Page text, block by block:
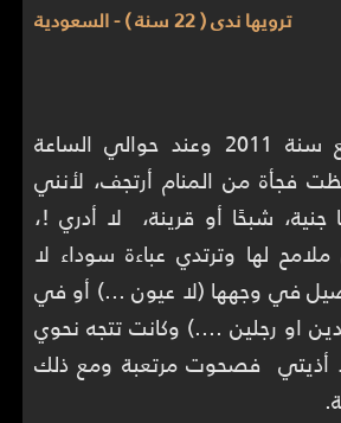
ترويها ندى ( 22 سنة ) - السعودية
في أحد أيام ربيع سنة 2011 وعند حوالي الساعة
فجأة من المنام أرتجف، لأنني
شبحًا أو قرينة، لا أدري !،
لها وترتدي عباءة سوداء لا
في وجهها (لا عيون ...) أو في
او رجلين ....) وكانت تتجه نحوي
أذيتي فصحوت مرتعبة ومع ذلك